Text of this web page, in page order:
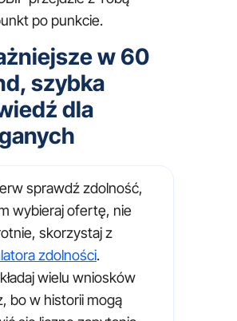
po punkcie.
w 60
szybka
dla
sprawdź zdolność,
wybieraj ofertę, nie
skorzystaj z
zdolności.
wielu wniosków
bo w historii mogą